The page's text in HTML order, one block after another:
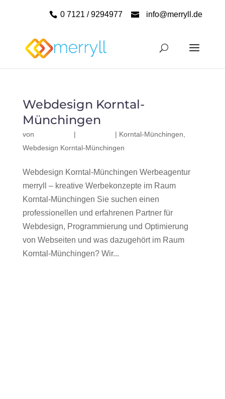
0 7121 / 9294977 info@merryll.de
Webdesign Korntal-
Münchingen
von | | Korntal-Münchingen
Webdesign Korntal-Münchingen
Webdesign Korntal-Münchingen Werbeagentur
merryll – kreative Werbekonzepte im Raum
Korntal-Münchingen Sie suchen einen
professionellen und erfahrenen Partner für
Webdesign, Programmierung und Optimierung
von Webseiten und was dazugehört im Raum
Korntal-Münchingen? Wir...